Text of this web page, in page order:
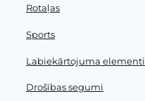
Rotaļas
Sports
Labiekārtojuma elementi
Drošības segumi